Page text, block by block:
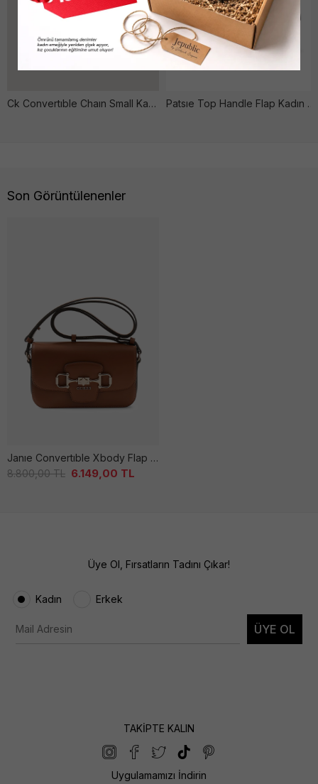
Ck Convertıble Chaın Small Kadın Kırmızı Çanta Patsıe Top Handle Flap Kadın Si̇yah Çanta
Son Görüntülenenler
Janıe Convertıble Xbody Flap Kadın Kahverengi̇ Çanta
8.800,00TL 6.149,00 TL
Üye Ol, Fırsatların Tadını Çıkar!
Kadın Erkek
ÜYE OL
TAKİPTE KALIN
Uygulamamızı İndirin